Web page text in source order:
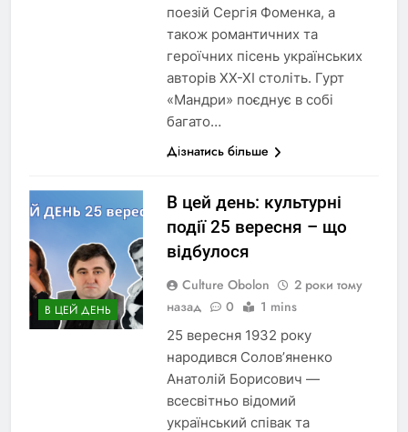
поезій Сергія Фоменка, а
також романтичних та
героїчних пісень українських
авторів XX-XI століть. Гурт
«Мандри» поєднує в собі
багато…
Дізнатись більше
В ЦЕЙ ДЕНЬ
В цей день: культурні
події 25 вересня – що
відбулося
Culture Obolon
2 роки тому
назад
0 1 mins
25 вересня 1932 року
народився Солов’яненко
Анатолій Борисович —
всесвітньо відомий
український співак та